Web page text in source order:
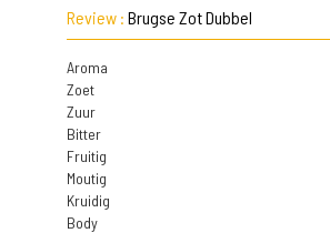
Review : Brugse Zot Dubbel
Aroma
Zoet
Zuur
Bitter
Fruitig
Moutig
Kruidig
Body